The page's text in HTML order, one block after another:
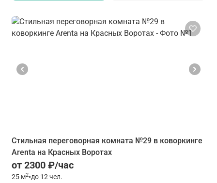
Стильная переговорная комната №29 в коворкинге
Arenta на Красных Воротах
от 2300 ₽/час
25 м2•до 12 чел.